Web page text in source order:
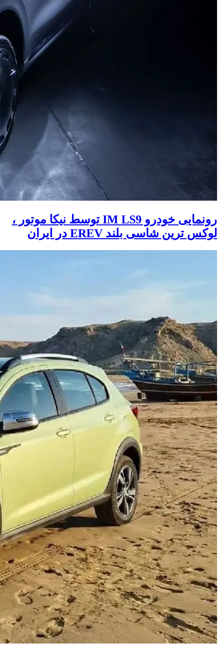
رونمایی خودرو IM LS9 توسط نیکا موتور ،
لوکس ترین شاسی بلند EREV در ایران